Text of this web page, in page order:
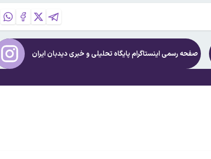
صفحه رسمی اینستاگرام پایگاه تحلیلی و خبریدیدبان ایران